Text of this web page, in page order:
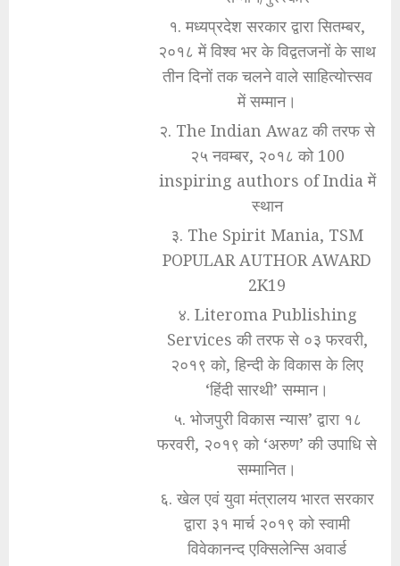
१. मध्यप्रदेश सरकार द्वारा सितम्बर,
२०१८ में विश्व भर के विद्वतजनों के साथ
तीन दिनों तक चलने वाले साहित्योत्त्सव
में सम्मान।
२. The Indian Awaz की तरफ से
२५ नवम्बर, २०१८ को 100
inspiring authors of India में
स्थान
३. The Spirit Mania, TSM
POPULAR AUTHOR AWARD
2K19
४. Literoma Publishing
Services की तरफ से ०३ फरवरी,
२०१९ को, हिन्दी के विकास के लिए
‘हिंदी सारथी’ सम्मान।
५. भोजपुरी विकास न्यास’ द्वारा १८
फरवरी, २०१९ को ‘अरुण’ की उपाधि से
सम्मानित।
६. खेल एवं युवा मंत्रालय भारत सरकार
द्वारा ३१ मार्च २०१९ को स्वामी
विवेकानन्द एक्सिलेन्सि अवार्ड